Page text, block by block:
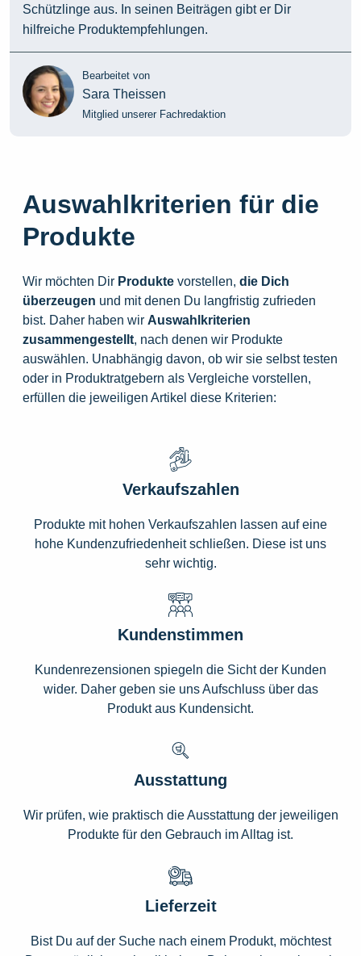
Schützlinge aus. In seinen Beiträgen gibt er Dir
hilfreiche Produktempfehlungen.
Bearbeitet von
Sara Theissen
Mitglied unserer Fachredaktion
Auswahlkriterien für die
Produkte
Wir möchten Dir Produkte vorstellen, die Dich
überzeugen und mit denen Du langfristig zufrieden
bist. Daher haben wir Auswahlkriterien
zusammengestellt, nach denen wir Produkte
auswählen. Unabhängig davon, ob wir sie selbst testen
oder in Produktratgebern als Vergleiche vorstellen,
erfüllen die jeweiligen Artikel diese Kriterien:
Verkaufszahlen
Produkte mit hohen Verkaufszahlen lassen auf eine
hohe Kundenzufriedenheit schließen. Diese ist uns
sehr wichtig.
Kundenstimmen
Kundenrezensionen spiegeln die Sicht der Kunden
wider. Daher geben sie uns Aufschluss über das
Produkt aus Kundensicht.
Ausstattung
Wir prüfen, wie praktisch die Ausstattung der jeweiligen
Produkte für den Gebrauch im Alltag ist.
Lieferzeit
Bist Du auf der Suche nach einem Produkt, möchtest